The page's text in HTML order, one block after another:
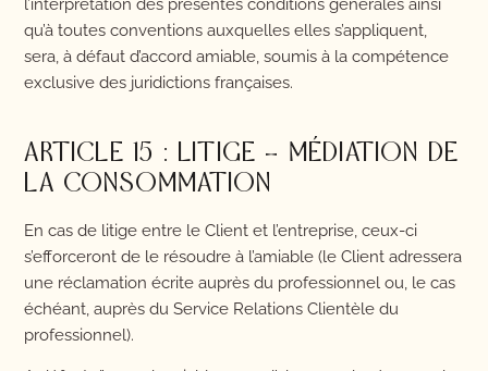
l’interprétation des présentes conditions générales ainsi
qu’à toutes conventions auxquelles elles s’appliquent,
sera, à défaut d’accord amiable, soumis à la compétence
exclusive des juridictions françaises.
ARTICLE 15 : LITIGE – MÉDIATION DE
LA CONSOMMATION
En cas de litige entre le Client et l’entreprise, ceux-ci
s’efforceront de le résoudre à l’amiable (le Client adressera
une réclamation écrite auprès du professionnel ou, le cas
échéant, auprès du Service Relations Clientèle du
professionnel).